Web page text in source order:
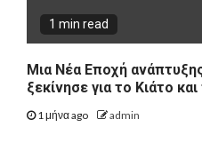
1 min read
Μια Νέα Εποχή
ξεκίνησε για το Κιάτο
1 μήνα ago admin